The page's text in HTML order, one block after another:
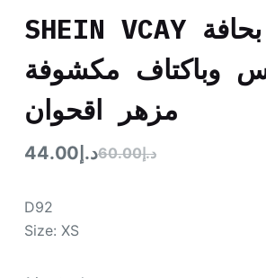
SHEIN VCAY فستان بحافة
وباكتاف مكشوفة
مزهر اقحوان
د.إ60.00د.إ 44.00
D92
Size: XS